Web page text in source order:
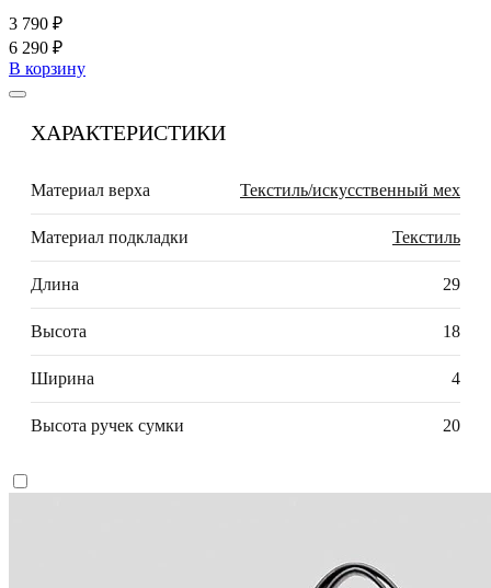
3 790 ₽
6 290 ₽
В корзину
ХАРАКТЕРИСТИКИ
Материал верха Текстиль/искусственный мех
Материал подкладки Текстиль
Длина 29
Высота 18
Ширина 4
Высота ручек сумки 20